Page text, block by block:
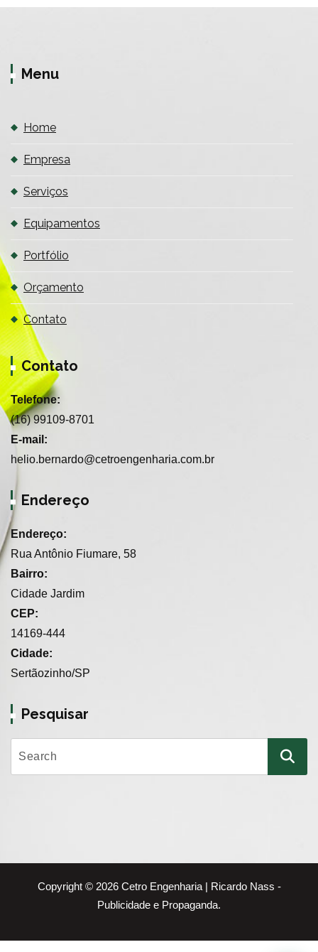
Menu
Home
Empresa
Serviços
Equipamentos
Portfólio
Orçamento
Contato
Contato
Telefone:
(16) 99109-8701
E-mail:
helio.bernardo@cetroengenharia.com.br
Endereço
Endereço:
Rua Antônio Fiumare, 58
Bairro:
Cidade Jardim
CEP:
14169-444
Cidade:
Sertãozinho/SP
Pesquisar
Copyright © 2026 Cetro Engenharia | Ricardo Nass -
Publicidade e Propaganda.